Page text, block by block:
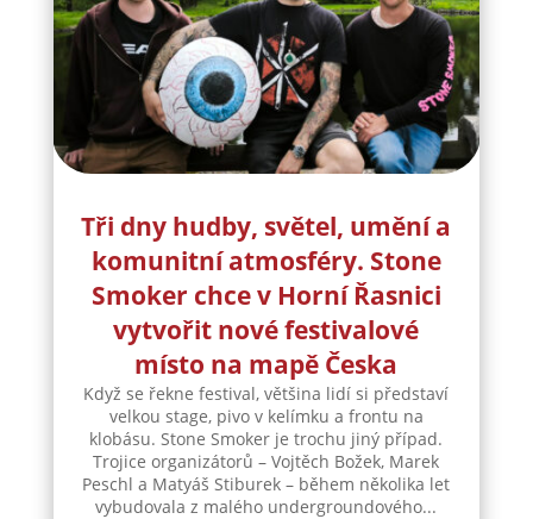
Tři dny hudby, světel, umění a
komunitní atmosféry. Stone
Smoker chce v Horní Řasnici
vytvořit nové festivalové
místo na mapě Česka
Když se řekne festival, většina lidí si představí
velkou stage, pivo v kelímku a frontu na
klobásu. Stone Smoker je trochu jiný případ.
Trojice organizátorů – Vojtěch Božek, Marek
Peschl a Matyáš Stiburek – během několika let
vybudovala z malého undergroundového...